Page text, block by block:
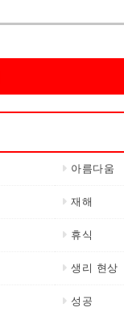
색:
아름다움
재해
휴식
생리 현상
성공